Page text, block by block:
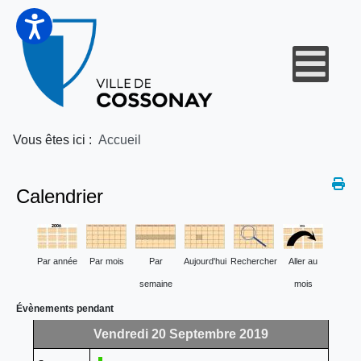
Vous êtes ici : Accueil
Calendrier
Par année Par mois Par
semaine
Aujourd'hui Rechercher Aller au
mois
Évènements pendant
Vendredi 20 Septembre 2019